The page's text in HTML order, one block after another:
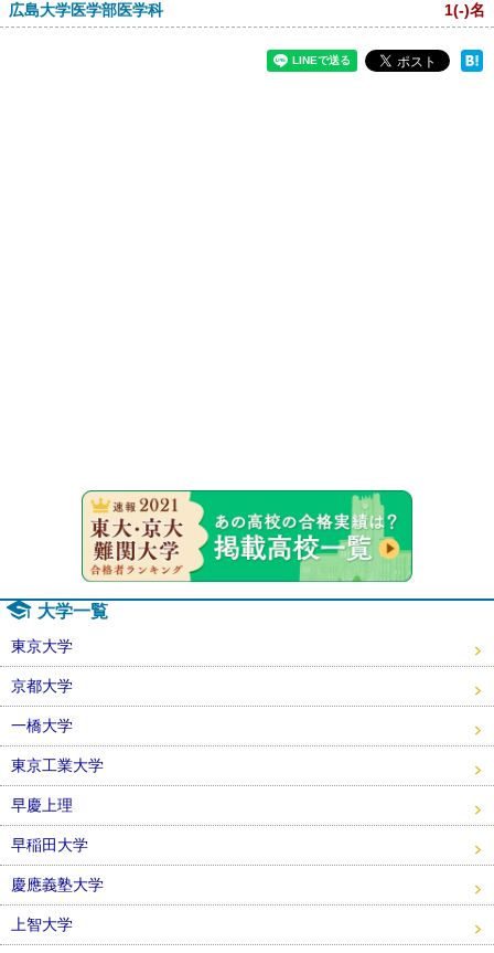
広島大学医学部医学科 1(-)名
大学一覧
東京大学
京都大学
一橋大学
東京工業大学
早慶上理
早稲田大学
慶應義塾大学
上智大学